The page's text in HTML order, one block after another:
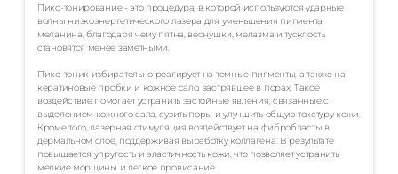
Пико-тонирование - это процедура, в которой используются ударные
волны низкоэнергетического лазера для уменьшения пигмента
меланина, благодаря чему пятна, веснушки, мелазма и тусклость
становятся менее заметными.
Пико-тоник избирательно реагирует на темные пигменты, а также на
кератиновые пробки и кожное сало, застрявшее в порах. Такое
воздействие помогает устранить застойные явления, связанные с
выделением кожного сала, сузить поры и улучшить общую текстуру кожи.
Кроме того, лазерная стимуляция воздействует на фибробласты в
дермальном слое, поддерживая выработку коллагена. В результате
повышается упругость и эластичность кожи, что позволяет устранить
мелкие морщины и легкое провисание.